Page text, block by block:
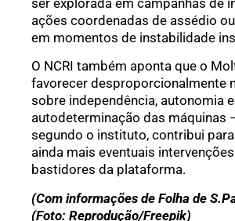
ações coordenadas de assédio
em momentos de instabilidade
O NCRI também aponta que o
favorecer desproporcionalmente
sobre independência, autonomia e
autodeterminação das máquinas
segundo o instituto, contribui
ainda mais eventuais
bastidores da plataforma.
(Com informações de Folha de
(Foto: Reprodução/Freepik)